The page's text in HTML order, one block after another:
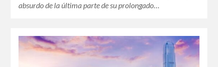
absurdo de la última parte de su prolongado…